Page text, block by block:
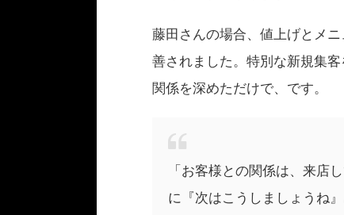
藤田さんの場合、値上げとメニ
善されました。特別な新規集
関係を深めただけで、です。
「お客様との関係は、来店
に『次はこうしましょうね